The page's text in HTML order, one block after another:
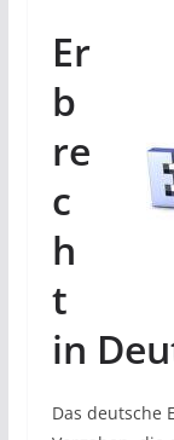
Er
b
re
c
h
t
in
Das deutsche